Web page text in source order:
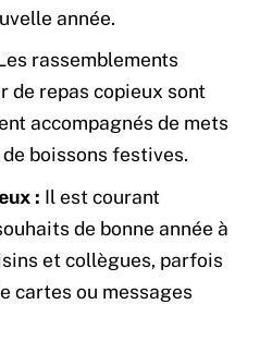
année.
rassemblements
de repas copieux sont
accompagnés de mets
boissons festives.
: Il est courant
de bonne année à
et collègues, parfois
cartes ou messages